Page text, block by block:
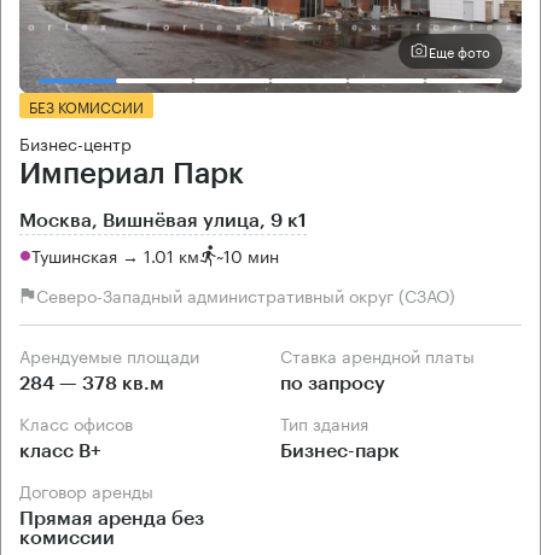
Еще фото
БЕЗ КОМИССИИ
Бизнес-центр
Империал Парк
Москва, Вишнёвая улица, 9 к1
Тушинская → 1.01 км ~10 мин
Северо-Западный административный округ (СЗАО)
Арендуемые площади
284 — 378 кв.м
Ставка арендной платы
по запросу
Класс офисов
класс B+
Тип здания
Бизнес-парк
Договор аренды
Прямая аренда без
комиссии